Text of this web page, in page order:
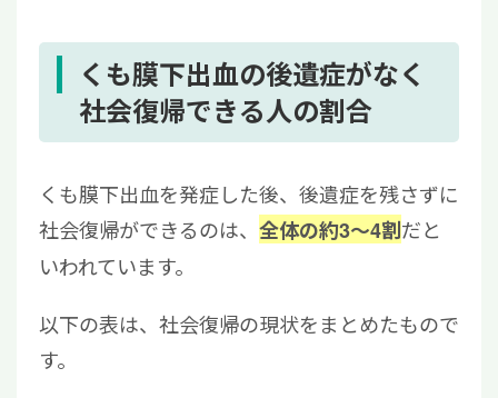
くも膜下出血の後遺症がなく
社会復帰できる人の割合
くも膜下出血を発症した後、後遺症を残さずに
社会復帰ができるのは、 全体の約3〜4割だと
いわれています。
以下の表は、社会復帰の現状をまとめたもので
す。